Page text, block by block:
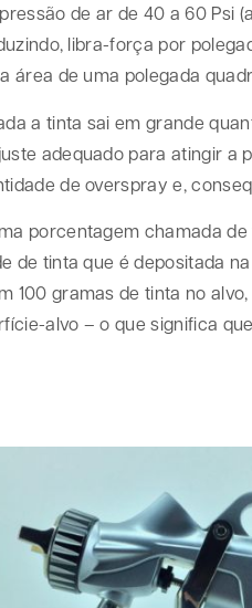
de ar de 40 a 60 Psi
libra-força por
área de uma polegada
a tinta sai em grande
adequado para atingir a
de overspray e,
porcentagem chamada
de tinta que é depositada
100 gramas de tinta no
alvo – o que significa